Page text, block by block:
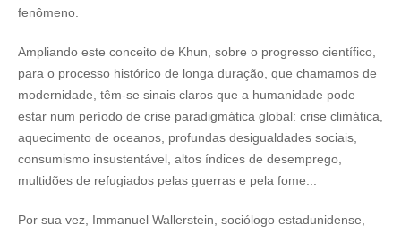
fenômeno.
Ampliando este conceito de Khun, sobre o progresso científico,
para o processo histórico de longa duração, que chamamos de
modernidade, têm-se sinais claros que a humanidade pode
estar num período de crise paradigmática global: crise climática,
aquecimento de oceanos, profundas desigualdades sociais,
consumismo insustentável, altos índices de desemprego,
multidões de refugiados pelas guerras e pela fome...
Por sua vez, Immanuel Wallerstein, sociólogo estadunidense,